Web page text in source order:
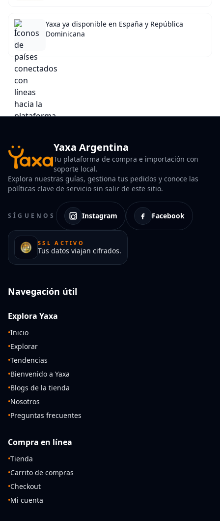
Yaxa ya disponible en España y República
Dominicana
Yaxa Argentina
Tu plataforma de compra e importación con
soporte local.
Explora nuestras guías, gestiona tus pedidos y conoce las
políticas clave de servicio sin salir de este sitio.
SÍGUENOS Instagram Facebook
SSL ACTIVO
Tus datos viajan cifrados.
Navegación útil
Explora Yaxa
•Inicio
•Explorar
•Tendencias
•Bienvenido a Yaxa
•Blogs de la tienda
•Nosotros
•Preguntas frecuentes
Compra en línea
•Tienda
•Carrito de compras
•Checkout
•Mi cuenta